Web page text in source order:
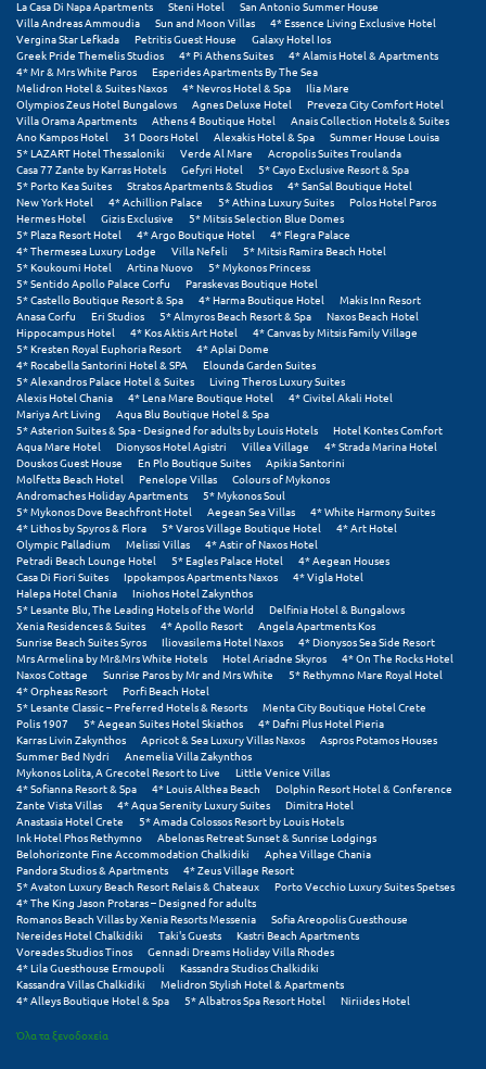
Μπάνσκο
Μπούκα Μεσσηνίας
Μύκονος
Μυστράς
Μυτιλήνη
Ν
Νάξος
Νάουσα
Ναυπακτία
Ναύπλιο
Νέα Μάκρη
Νέα Στύρα Εύβοιας
Νέοι Πόροι Πιερίας
Ξ
Ξυλόκαστρο
Ο
Ορεινή Αρκαδία
Ορεινή Ναυπακτία
Π
Πάλαιρος
Παξοί
Παραλία Κατερίνης
Παραλία Λιτοχώρου
Παράλιο Άστρος
La Casa Di Napa Apartments
Steni Hotel
San Antonio Summer House
Villa Andreas Ammoudia
Sun and Moon Villas
4* Essence Living Exclusive Hotel
Vergina Star Lefkada
Petritis Guest House
Galaxy Hotel Ios
Greek Pride Themelis Studios
4* Pi Athens Suites
4* Alamis Hotel & Apartments
4* Mr & Mrs White Paros
Esperides Apartments By The Sea
Melidron Hotel & Suites Naxos
4* Nevros Hotel & Spa
Ilia Mare
Olympios Zeus Hotel Bungalows
Agnes Deluxe Hotel
Preveza City Comfort Hotel
Villa Orama Apartments
Athens 4 Boutique Hotel
Anais Collection Hotels & Suites
Ano Kampos Hotel
31 Doors Hotel Alexakis Hotel & Spa
Summer House Louisa
5* LAZART Hotel Thessaloniki
Verde Al Mare
Acropolis Suites Troulanda
Casa 77 Zante by Karras Hotels
Gefyri Hotel
5* Cayo Exclusive Resort & Spa
5* Porto Kea Suites
Stratos Apartments & Studios
4* SanSal Boutique Hotel
New York Hotel
4* Achillion Palace 5* Athina Luxury Suites
Polos Hotel Paros
Hermes Hotel
Gizis Exclusive
5* Mitsis Selection Blue Domes
5* Plaza Resort Hotel
4* Argo Boutique Hotel
4* Flegra Palace
4* Thermesea Luxury Lodge
Villa Nefeli
5* Mitsis Ramira Beach Hotel
5* Koukoumi Hotel
Artina Nuovo
5* Mykonos Princess
5* Sentido Apollo Palace Corfu
Paraskevas Boutique Hotel
5* Castello Boutique Resort & Spa
4* Harma Boutique Hotel
Makis Inn Resort
Anasa Corfu
Eri Studios 5* Almyros Beach Resort & Spa
Naxos Beach Hotel
Hippocampus Hotel
4* Kos Aktis Art Hotel
4* Canvas by Mitsis Family Village
5* Kresten Royal Euphoria Resort
4* Aplai Dome
4* Rocabella Santorini Hotel & SPA
Elounda Garden Suites
5* Alexandros Palace Hotel & Suites
Living Theros Luxury Suites
Alexis Hotel Chania
4* Lena Mare Boutique Hotel
4* Civitel Akali Hotel
Mariya Art Living
Aqua Blu Boutique Hotel & Spa
5* Asterion Suites & Spa - Designed for adults by Louis Hotels
Hotel Kontes Comfort
Aqua Mare Hotel
Dionysos Hotel Agistri Villea Village
4* Strada Marina Hotel
Douskos Guest House
En Plo Boutique Suites
Apikia Santorini
Molfetta Beach Hotel
Penelope Villas
Colours of Mykonos
Andromaches Holiday Apartments
5* Mykonos Soul
5* Mykonos Dove Beachfront Hotel
Aegean Sea Villas
4* White Harmony Suites
4* Lithos by Spyros & Flora
5* Varos Village Boutique Hotel
4* Art Hotel
Olympic Palladium
Melissi Villas
4* Astir of Naxos Hotel
Petradi Beach Lounge Hotel
5* Eagles Palace Hotel
4* Aegean Houses
Casa Di Fiori Suites
Ippokampos Apartments Naxos
4* Vigla Hotel
Halepa Hotel Chania
Iniohos Hotel Zakynthos
5* Lesante Blu, The Leading Hotels of the World
Delfinia Hotel & Bungalows
Xenia Residences & Suites
4* Apollo Resort
Angela Apartments Kos
Sunrise Beach Suites Syros
Iliovasilema Hotel Naxos
4* Dionysos Sea Side Resort
Mrs Armelina by Mr&Mrs White Hotels
Hotel Ariadne Skyros
4* On The Rocks Hotel
Naxos Cottage
Sunrise Paros by Mr and Mrs White
5* Rethymno Mare Royal Hotel
4* Orpheas Resort
Porfi Beach Hotel
5* Lesante Classic – Preferred Hotels & Resorts
Menta City Boutique Hotel Crete
Polis 1907
5* Aegean Suites Hotel Skiathos
4* Dafni Plus Hotel Pieria
Karras Livin Zakynthos
Apricot & Sea Luxury Villas Naxos
Aspros Potamos Houses
Summer Bed Nydri
Anemelia Villa Zakynthos
Mykonos Lolita, A Grecotel Resort to Live
Little Venice Villas
4* Sofianna Resort & Spa
4* Louis Althea Beach
Dolphin Resort Hotel & Conference
Zante Vista Villas
4* Aqua Serenity Luxury Suites
Dimitra Hotel
Anastasia Hotel Crete
5* Amada Colossos Resort by Louis Hotels
Ink Hotel Phos Rethymno
Abelonas Retreat Sunset & Sunrise Lodgings
Belohorizonte Fine Accommodation Chalkidiki
Aphea Village Chania
Pandora Studios & Apartments
4* Zeus Village Resort
5* Avaton Luxury Beach Resort Relais & Chateaux
Porto Vecchio Luxury Suites Spetses
4* The King Jason Protaras – Designed for adults
Romanos Beach Villas by Xenia Resorts Messenia
Sofia Areopolis Guesthouse
Nereides Hotel Chalkidiki
Taki's Guests
Kastri Beach Apartments
Voreades Studios Tinos
Gennadi Dreams Holiday Villa Rhodes
4* Lila Guesthouse Ermoupoli
Kassandra Studios Chalkidiki
Kassandra Villas Chalkidiki
Melidron Stylish Hotel & Apartments
4* Alleys Boutique Hotel & Spa
5* Albatros Spa Resort Hotel Niriides Hotel
Όλα τα ξενοδοχεία